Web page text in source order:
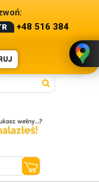
+48 516 384